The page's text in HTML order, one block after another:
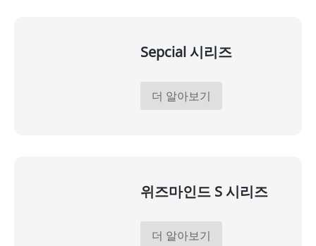
Sepcial 시리즈
더 알아보기
위즈마인드 S 시리즈
더 알아보기